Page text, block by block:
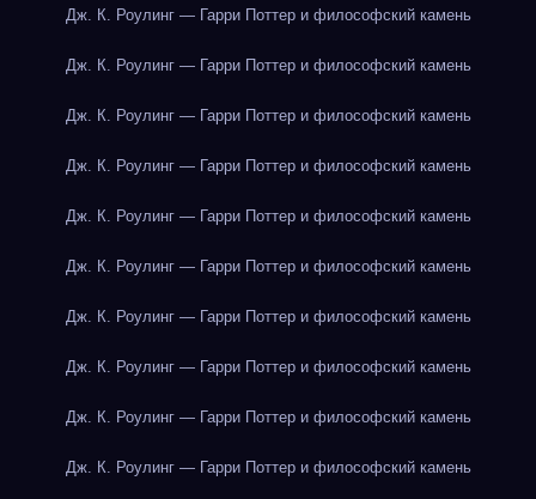
Дж. К. Роулинг — Гарри Поттер и философский камень
Дж. К. Роулинг — Гарри Поттер и философский камень
Дж. К. Роулинг — Гарри Поттер и философский камень
Дж. К. Роулинг — Гарри Поттер и философский камень
Дж. К. Роулинг — Гарри Поттер и философский камень
Дж. К. Роулинг — Гарри Поттер и философский камень
Дж. К. Роулинг — Гарри Поттер и философский камень
Дж. К. Роулинг — Гарри Поттер и философский камень
Дж. К. Роулинг — Гарри Поттер и философский камень
Дж. К. Роулинг — Гарри Поттер и философский камень